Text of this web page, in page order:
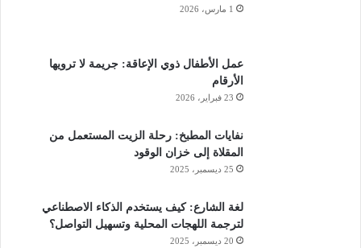
1 مارس، 2026
عمل الأطفال ذوي الإعاقة: جريمة لا ترويها
الأرقام
23 فبراير، 2026
نفايات المطبخ: رحلة الزيت المستعمل من
المقلاة إلى خزان الوقود
25 ديسمبر، 2025
لغة الشارع: كيف يستخدم الذكاء الاصطناعي
لترجمة اللهجات المحلية وتسهيل التواصل؟
20 ديسمبر، 2025